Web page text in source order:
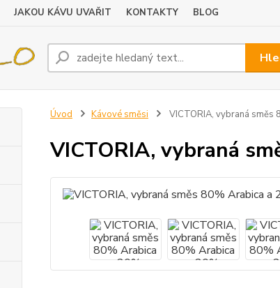
JAKOU KÁVU UVAŘIT KONTAKTY BLOG
Úvod Kávové směsi VICTORIA, vybraná směs
VICTORIA, vybraná